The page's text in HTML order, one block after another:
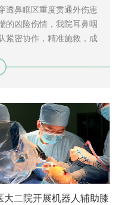
透鼻眶区重度贯通外伤患
的凶险伤情，我院耳鼻咽
紧密协作，精准施救，成
岁，劳作时不慎遭遇严
外科三病房（脊柱外科）
女性患者实施胸腰椎后路
有效缓解顽固脊髓栓系带
征（TCS）困扰，伴随持
大二院开展机器人辅助膝